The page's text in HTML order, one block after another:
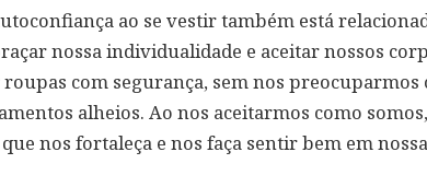
ao se vestir também está
nossa individualidade e aceitar nossos
com segurança, sem nos preocuparmos
alheios. Ao nos aceitarmos como
nos fortaleça e nos faça sentir bem em